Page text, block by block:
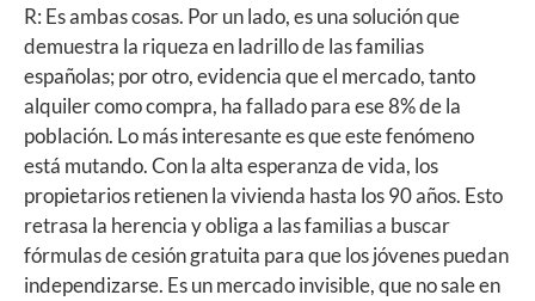
R: Es ambas cosas. Por un lado, es una solución que
demuestra la riqueza en ladrillo de las familias
españolas; por otro, evidencia que el mercado, tanto
alquiler como compra, ha fallado para ese 8% de la
población. Lo más interesante es que este fenómeno
está mutando. Con la alta esperanza de vida, los
propietarios retienen la vivienda hasta los 90 años. Esto
retrasa la herencia y obliga a las familias a buscar
fórmulas de cesión gratuita para que los jóvenes puedan
independizarse. Es un mercado invisible, que no sale en